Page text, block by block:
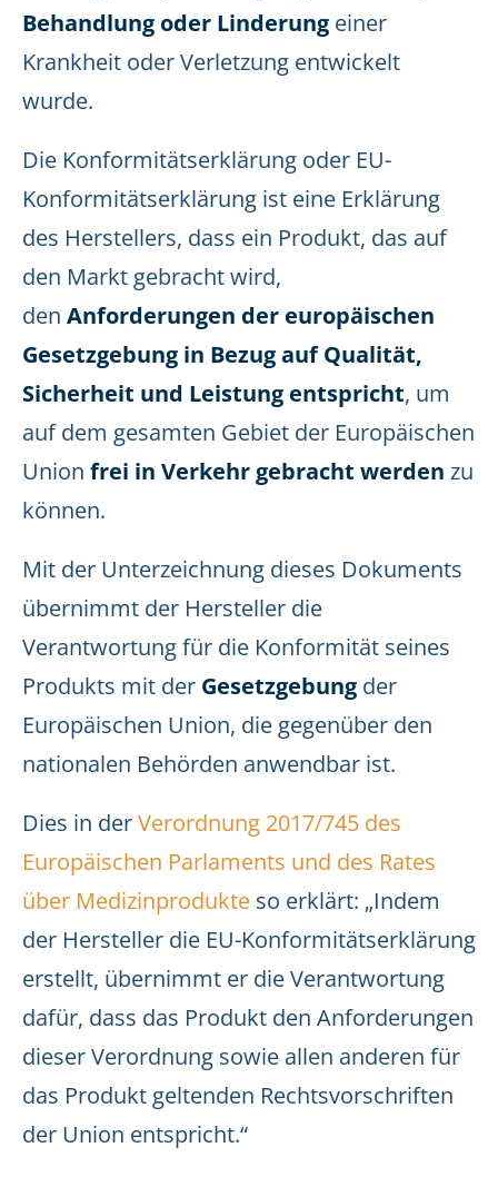
Behandlung oder Linderung einer
Krankheit oder Verletzung entwickelt
wurde.
Die Konformitätserklärung oder EU-
Konformitätserklärung ist eine Erklärung
des Herstellers, dass ein Produkt, das auf
den Markt gebracht wird,
den Anforderungen der europäischen
Gesetzgebung in Bezug auf Qualität,
Sicherheit und Leistung entspricht, um
auf dem gesamten Gebiet der Europäischen
Union frei in Verkehr gebracht werden zu
können.
Mit der Unterzeichnung dieses Dokuments
übernimmt der Hersteller die
Verantwortung für die Konformität seines
Produkts mit der Gesetzgebung der
Europäischen Union, die gegenüber den
nationalen Behörden anwendbar ist.
Dies in derVerordnung 2017/745 des
Europäischen Parlaments und des Rates
über Medizinprodukte so erklärt: „Indem
der Hersteller die EU-Konformitätserklärung
erstellt, übernimmt er die Verantwortung
dafür, dass das Produkt den Anforderungen
dieser Verordnung sowie allen anderen für
das Produkt geltenden Rechtsvorschriften
der Union entspricht.“